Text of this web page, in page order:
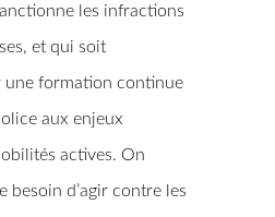
les infractions
et qui soit
une formation continue
aux enjeux
actives. On
besoin d’agir contre les